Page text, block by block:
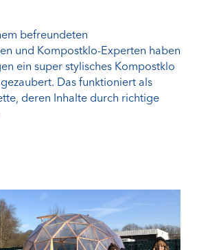
befreundeten
und Kompostklo-Experten haben
ein super stylisches Kompostklo
Das funktioniert als
deren Inhalte durch richtige